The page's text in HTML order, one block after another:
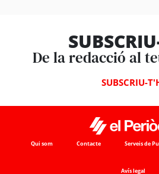
De la redacció al
SUBSCRIU-
Qui som Contacte Serveis de
Avís legal